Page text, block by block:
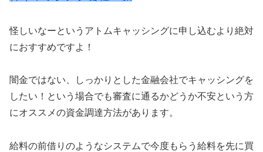
怪しいなーというアトムキャッシングに申し込むより絶対
におすすめですよ！
闇金ではない、しっかりとした金融会社でキャッシングを
したい！という場合でも審査に通るかどうか不安という方
にオススメの資金調達方法があります。
給料の前借りのようなシステムで今度もらう給料を先に買